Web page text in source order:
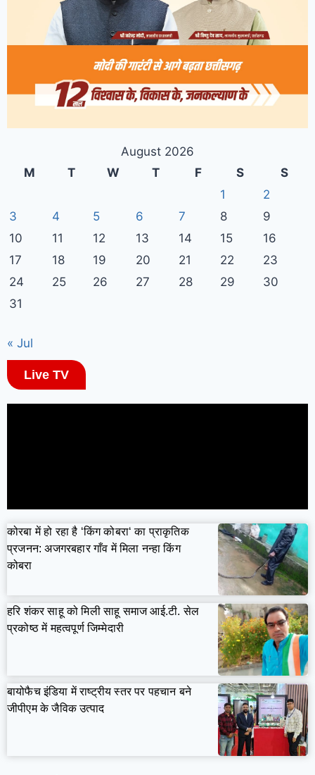
August 2026
M
T W T F S
S
1
2
3
4 5 6 7 8
9
10
11 12 13 14 15
16
17
18 19 20 21 22
23
24
25 26 27 28 29
30
31
« Jul
Live TV
कोरबा में हो रहा है ‘किंग कोबरा‘ का प्राकृतिक
प्रजनन: अजगरबहार गाँव में मिला नन्हा किंग
कोबरा
हरि शंकर साहू को मिली साहू समाज आई.टी. सेल
प्रकोष्ठ में महत्वपूर्ण जिम्मेदारी
बायोफैच इंडिया में राष्ट्रीय स्तर पर पहचान बने
जीपीएम के जैविक उत्पाद